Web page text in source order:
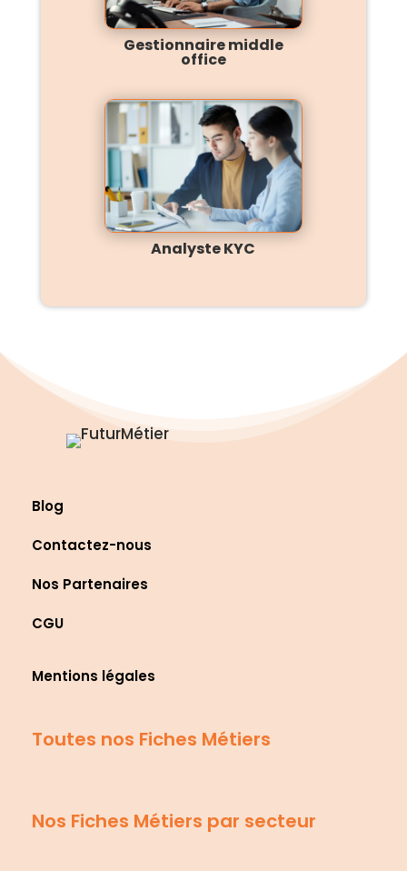
Gestionnaire middle
office
Analyste KYC
Blog
Contactez-nous
Nos Partenaires
CGU
Mentions légales
Toutes nos Fiches Métiers
Nos Fiches Métiers par secteur